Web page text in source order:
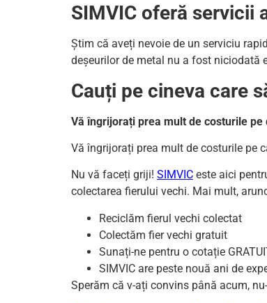
SIMVIC oferă servicii
Știm că aveți nevoie de un serviciu
deșeurilor de metal nu a fost niciodată
Cauți pe cineva care
Vă îngrijorați prea mult de costurile pe
Vă îngrijorați prea mult de costurile pe
Nu vă faceți griji! SIMVIC este aici
colectarea fierului vechi. Mai mult,
Reciclăm fierul vechi colectat
Colectăm fier vechi gratuit
Sunați-ne pentru o cotație
SIMVIC are peste nouă ani de
Sperăm că v-ați convins până acum,